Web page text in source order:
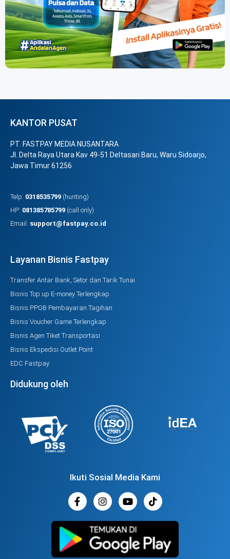
KANTOR PUSAT
PT. FASTPAY MEDIA NUSANTARA
Jl. Delta Raya Utara Kav 49-51 Deltasari Baru, Waru Sidoarjo,
Jawa Timur 61256
Telp: 0318535799 (hunting)
HP: 081385785799 (call only)
Email: support@fastpay.co.id
Layanan Bisnis Fastpay
Transfer Antar Bank, Setor dan Tarik Tunai
Bisnis Top up E-money Terlengkap
Bisnis PPOB Pembayaran Tagihan
Bisnis Voucher Game Terlengkap
Bisnis Agen Tiket Transportasi
Bisnis Ekspedisi Outlet Point
EDC Fastpay
Didukung oleh
Ikuti Sosial Media Kami